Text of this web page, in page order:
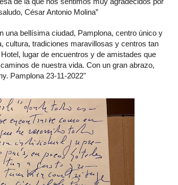
César Antonio Molina”
una bellísima ciudad, Pamplona, centro único y
cultura, tradiciones maravillosas y centros tan
lugar de encuentros y de amistades que
de nuestra vida. Con un gran abrazo,
Pamplona 23-11-2022"